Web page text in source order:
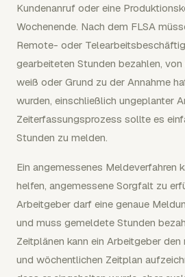
Kundenanruf oder eine
Wochenende. Nach dem FLSA
Remote- oder
gearbeiteten Stunden bezahlen,
weiß oder Grund zu der Annahme
wurden, einschließlich ungeplanter
Zeiterfassungsprozess sollte es
Stunden zu melden.
Ein angemessenes Meldeverfahren
helfen, angemessene Sorgfalt zu
Arbeitgeber darf eine genaue
und muss gemeldete Stunden
Zeitplänen kann ein Arbeitgeber
und wöchentlichen Zeitplan